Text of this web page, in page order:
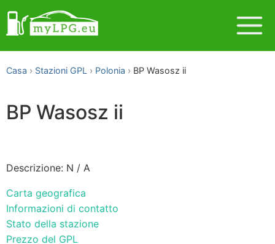
Casa Stazioni GPL Polonia BP Wasosz ii
BP Wasosz ii
Descrizione: N / A
Carta geografica
Informazioni di contatto
Stato della stazione
Prezzo del GPL